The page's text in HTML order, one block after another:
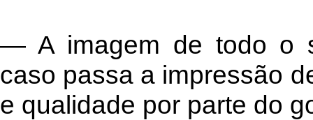
— A imagem de todo o
caso passa a impressão
e qualidade por parte do